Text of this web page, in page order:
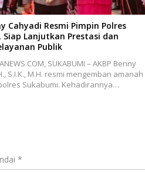
Cahyadi Resmi Pimpin Polres
Siap Lanjutkan Prestasi dan
Publik
SUKABUMI – AKBP Benny
S.I.K., M.H. resmi mengemban amanah
Sukabumi. Kehadirannya…
*